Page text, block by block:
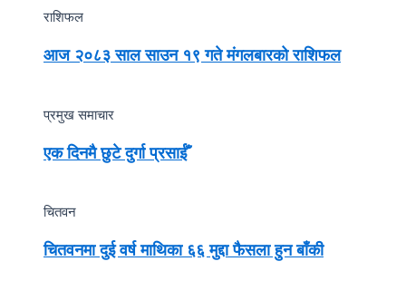
राशिफल
आज २०८३ साल साउन १९ गते मंगलबारको राशिफल
प्रमुख समाचार
एक दिनमै छुटे दुर्गा प्रसाईँ
चितवन
चितवनमा दुई वर्ष माथिका ६६ मुद्दा फैसला हुन बाँकी